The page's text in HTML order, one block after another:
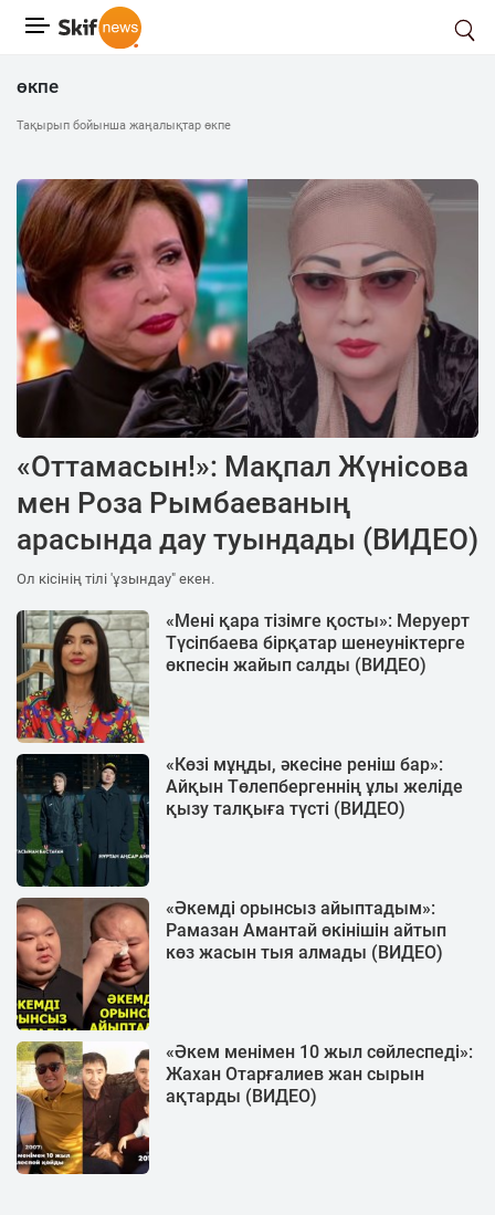
өкпе
Тақырып бойынша жаңалықтар өкпе
«Оттамасын!»: Мақпал Жүнісова
мен Роза Рымбаеваның
арасында дау туындады (ВИДЕО)
Ол кісінің тілі 'ұзындау" екен.
«Мені қара тізімге қосты»: Меруерт
Түсіпбаева бірқатар шенеуніктерге
өкпесін жайып салды (ВИДЕО)
«Көзі мұңды, әкесіне реніш бар»:
Айқын Төлепбергеннің ұлы желіде
қызу талқыға түсті (ВИДЕО)
«Әкемді орынсыз айыптадым»:
Рамазан Амантай өкінішін айтып
көз жасын тыя алмады (ВИДЕО)
«Әкем менімен 10 жыл сөйлеспеді»:
Жахан Отарғалиев жан сырын
ақтарды (ВИДЕО)